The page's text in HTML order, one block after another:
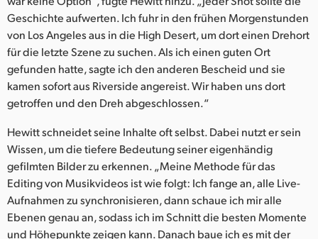
Geschichte aufwerten. Ich fuhr in den frühen Morgenstunden
von Los Angeles aus in die High Desert, um dort einen Drehort
für die letzte Szene zu suchen. Als ich einen guten Ort
gefunden hatte, sagte ich den anderen Bescheid und sie
kamen sofort aus Riverside angereist. Wir haben uns dort
getroffen und den Dreh abgeschlossen.“
Hewitt schneidet seine Inhalte oft selbst. Dabei nutzt er sein
Wissen, um die tiefere Bedeutung seiner eigenhändig
gefilmten Bilder zu erkennen. „Meine Methode für das
Editing von Musikvideos ist wie folgt: Ich fange an, alle Live-
Aufnahmen zu synchronisieren, dann schaue ich mir alle
Ebenen genau an, sodass ich im Schnitt die besten Momente
und Höhepunkte zeigen kann. Danach baue ich es mit der